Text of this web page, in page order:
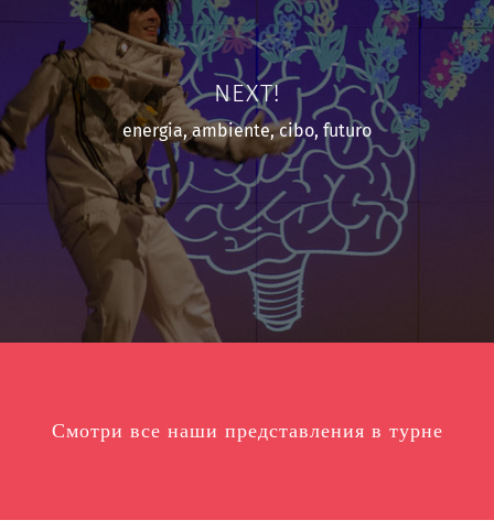
NEXT!
energia, ambiente, cibo, futuro
Смотри все наши представления в турне